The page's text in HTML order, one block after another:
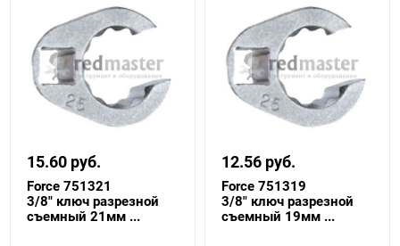
15.60 руб.
Force 751321
3/8" ключ разрезной
съемный 21мм ...
12.56 руб.
Force 751319
3/8" ключ разрезной
съемный 19мм ...